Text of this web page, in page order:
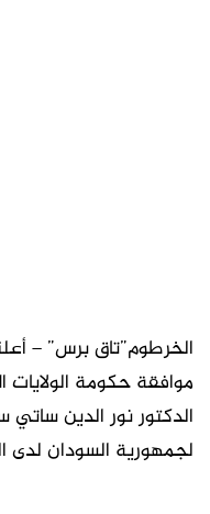
الخرطوم”تاق برس” –
موافقة حكومة الولايات
الدكتور نور الدين
لجمهورية السودان لدى